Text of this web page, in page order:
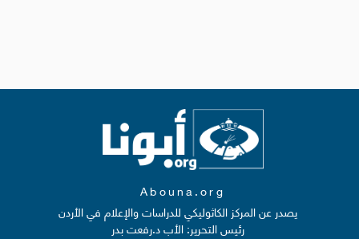
Abouna.org
يصدر عن المركز الكاثوليكي للدراسات والإعلام في الأردن
رئيس التحرير: الأب د.رفعت بدر